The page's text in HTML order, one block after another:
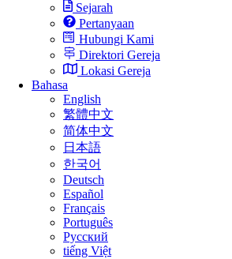
Sejarah
Pertanyaan
Hubungi Kami
Direktori Gereja
Lokasi Gereja
Bahasa
English
繁體中文
简体中文
日本語
한국어
Deutsch
Español
Français
Português
Русский
tiếng Việt